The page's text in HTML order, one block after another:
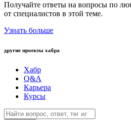
Получайте ответы на вопросы по
от специалистов в этой теме.
Узнать больше
другие проекты хабра
Хабр
Q&A
Карьера
Курсы